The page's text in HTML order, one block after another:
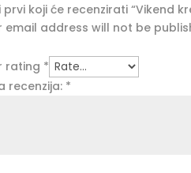
prvi koji će recenzirati “Vikend
email address will not be
rating *
recenzija: *